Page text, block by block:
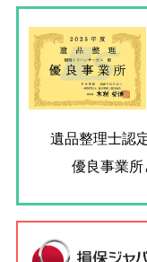
遺品整理士認
優良事業所